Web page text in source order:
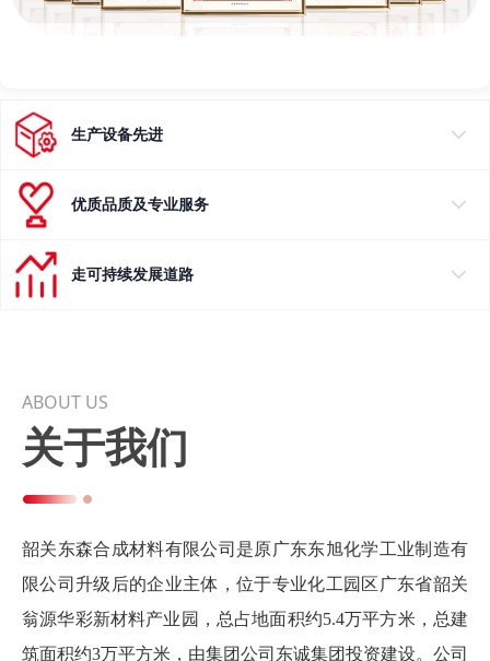
生产设备先进
优质品质及专业服务
走可持续发展道路
韶关东森合成材料有限公司是原广东东旭化学工业制造有
限公司升级后的企业主体，位于专业化工园区广东省韶关
翁源华彩新材料产业园，总占地面积约5.4万平方米，总建
筑面积约3万平方米，由集团公司东诚集团投资建设。公司
ABOUT US
关于我们